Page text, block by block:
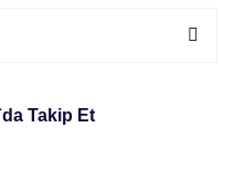
Takip Et